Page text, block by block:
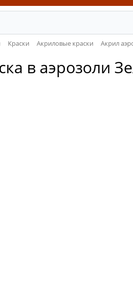
Краски Акриловые краски Акрил
в аэрозоли